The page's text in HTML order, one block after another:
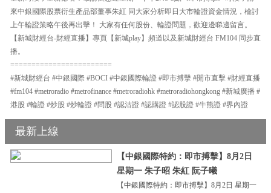
來中銀國際股票衍生產品部董事朱紅 同大家分析即日大市輪證資金情況，檢討
上午輪證策略午後再出擊！ 大家有任何股份、輪證問題，歡迎邊睇邊留言。
【新城財經台-財經直播】專頁【新城play】頻道以及新城財經台 FM104 同步直
播。
========================
#新城財經台 #中銀國際 #BOCI #中銀國際輪證 #即市搏擊 #開市直擊 #財經直播
#fm104 #metroradio #metrofinance #metroradiohk #metroradiohongkong #新城廣播 #
港股 #輪證 #炒股 #炒輪證 #問股 #認沽證 #認購證 #認股證 #牛熊證 #界內證
最新上線
【中銀國際特約：即市搏擊】8月2日
星期一 朱子昭 朱紅 阮子曦
【中銀國際特約：即市搏擊】8月2日 星期一